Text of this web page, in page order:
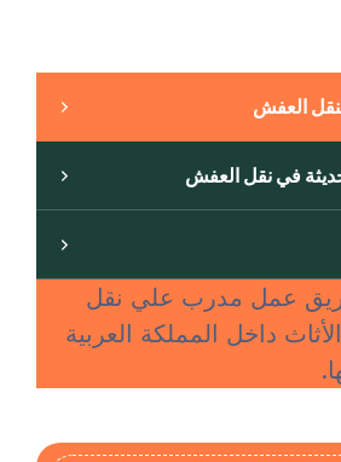
العفش
في نقل العفش
عمل مدرب علي نقل
داخل المملكة العربية